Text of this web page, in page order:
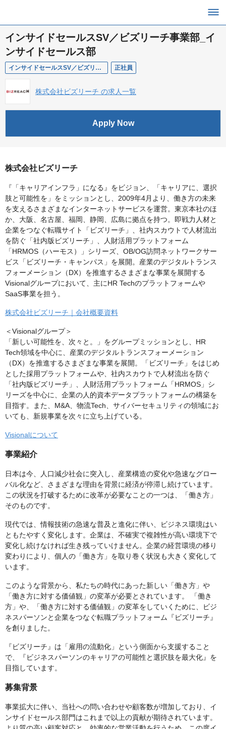
インサイドセールスSV／ビズリーチ事業部_イ
ンサイドセールス部
インサイドセールスSV／ビズリーチ事業部_インサイドセールス部 正社員
株式会社ビズリーチ の求人一覧
Apply Now
株式会社ビズリーチ
『「キャリアインフラ」になる』をビジョン、「キャリアに、選択
肢と可能性を」をミッションとし、2009年4月より、働き方の未来
を支えるさまざまなインターネットサービスを運営。東京本社のほ
か、大阪、名古屋、福岡、静岡、広島に拠点を持つ。即戦力人材と
企業をつなぐ転職サイト「ビズリーチ」、社内スカウトで人材流出
を防ぐ「社内版ビズリーチ」、人財活用プラットフォーム
「HRMOS（ハーモス）」シリーズ、OB/OG訪問ネットワークサー
ビス「ビズリーチ・キャンパス」を展開。産業のデジタルトランス
フォーメーション（DX）を推進するさまざまな事業を展開する
Visionalグループにおいて、主にHR Techのプラットフォームや
SaaS事業を担う。
株式会社ビズリーチ｜会社概要資料
＜Visionalグループ＞
「新しい可能性を、次々と。」をグループミッションとし、HR
Tech領域を中心に、産業のデジタルトランスフォーメーション
（DX）を推進するさまざまな事業を展開。「ビズリーチ」をはじめ
とした採用プラットフォームや、社内スカウトで人材流出を防ぐ
「社内版ビズリーチ」、人財活用プラットフォーム「HRMOS」シ
リーズを中心に、企業の人的資本データプラットフォームの構築を
目指す。また、M&A、物流Tech、サイバーセキュリティの領域にお
いても、新規事業を次々に立ち上げている。
Visionalについて
事業紹介
日本は今、人口減少社会に突入し、産業構造の変化や急速なグロー
バル化など、さまざまな理由を背景に経済が停滞し続けています。
この状況を打破するために改革が必要なことの一つは、「働き方」
そのものです。
現代では、情報技術の急速な普及と進化に伴い、ビジネス環境はい
ともたやすく変化します。企業は、不確実で複雑性が高い環境下で
変化し続けなければ生き残っていけません。企業の経営環境の移り
変わりにより、個人の「働き方」を取り巻く状況も大きく変化して
います。
このような背景から、私たちの時代にあった新しい「働き方」や
「働き方に対する価値観」の変革が必要とされています。 「働き
方」や、「働き方に対する価値観」の変革をしていくために、ビジ
ネスパーソンと企業をつなぐ転職プラットフォーム『ビズリーチ』
を創りました。
『ビズリーチ』は「雇用の流動化」という側面から支援すること
で、『ビジネスパーソンのキャリアの可能性と選択肢を最大化』を
目指しています。
募集背景
事業拡大に伴い、当社への問い合わせや顧客数が増加しており、イ
ンサイドセールス部門はこれまで以上の貢献が期待されています。